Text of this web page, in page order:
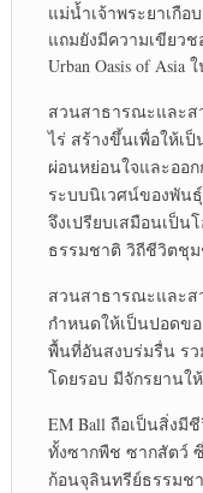
แม่น้ำเจ้าพระยาเกือ
แถมยังมีความเขียวช
Urban Oasis of Asia
สวนสาธารณะและส
ไร่ สร้างขึ้นเพื่อให้เ
ผ่อนหย่อนใจและออ
ระบบนิเวศน์ของพัน
จึงเปรียบเสมือนเป็น
ธรรมชาติ วิถีชีวิตชุ
สวนสาธารณะและส
กำหนดให้เป็นปอดข
พื้นที่อันสงบร่มรื่น รว
โดยรอบ มีจักรยานใ
EM Ball ถือเป็นสิ่งมี
ทั้งซากพืช ซากสัตว์
ก้อนจุลินทรีย์ธรรมช